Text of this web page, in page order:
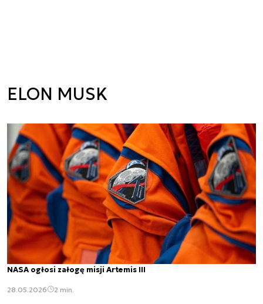
ELON MUSK
NASA ogłosi załogę misji Artemis III
28.05.2026 2 min.